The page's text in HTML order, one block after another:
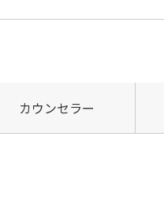
カウンセラー